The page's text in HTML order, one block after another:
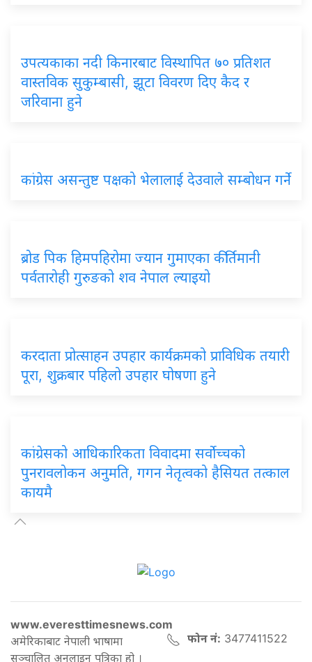
उपत्यकाका नदी किनारबाट विस्थापित ७० प्रतिशत
वास्तविक सुकुम्बासी, झूटा विवरण दिए कैद र
जरिवाना हुने
कांग्रेस असन्तुष्ट पक्षको भेलालाई देउवाले सम्बोधन गर्ने
ब्रोड पिक हिमपहिरोमा ज्यान गुमाएका कीर्तिमानी
पर्वतारोही गुरुङको शव नेपाल ल्याइयो
करदाता प्रोत्साहन उपहार कार्यक्रमको प्राविधिक तयारी
पूरा, शुक्रबार पहिलो उपहार घोषणा हुने
कांग्रेसको आधिकारिकता विवादमा सर्वोच्चको
पुनरावलोकन अनुमति, गगन नेतृत्वको हैसियत तत्काल
कायमै
www.everesttimesnews.com
अमेरिकाबाट नेपाली भाषामा
सञ्चालित अनलाइन पत्रिका हो ।
फोन नं: 3477411522